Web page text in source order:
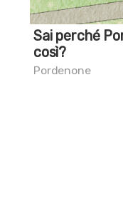
Sai perché
così?
Pordenone